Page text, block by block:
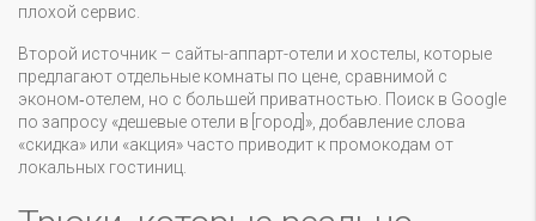
плохой сервис.
Второй источник – сайты-аппарт-отели и хостелы, которые
предлагают отдельные комнаты по цене, сравнимой с
эконом‑отелем, но с большей приватностью. Поиск в Google
по запросу «дешевые отели в [город]», добавление слова
«скидка» или «акция» часто приводит к промокодам от
локальных гостиниц.